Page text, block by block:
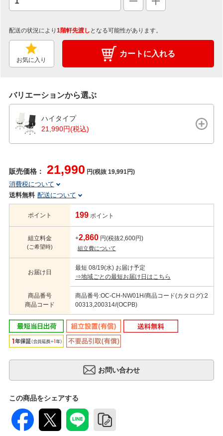
配送の状況により 1階軒先渡し となる可能性があります。
お気に入り
カートに入れる
バリエーションから選ぶ
ハイタイプ
21,990円(税込)
販売価格： 21,990 円(税抜 19,991円)
消費税について
送料無料 配送について
ポイント 199 ポイント
組立料金
(ご希望時)
+2,860 円(税抜2,600円)
組立費について
お届け日
最短 08/19(水) お届け予定
⇒地域ごとの最短お届け日はこちら
商品番号
商品コード
商品番号:OC-CH-NW01H/商品コード(カタログ):2
00313,200314/(OCPB)
この商品をシェアする